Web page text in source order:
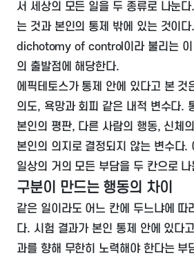
서 세상의 모든 일을 두 종류로 나눈
는 것과 본인의 통제 밖에 있는 것이
dichotomy of control이라 불리는 이
의 출발점에 해당한다.
에픽테토스가 통제 안에 있다고 본 것
의도, 욕망과 회피 같은 내적 변수다.
본인의 평판, 다른 사람의 행동, 신체
본인의 의지로 결정되지 않는 변수다.
일상의 거의 모든 부담을 두 칸으로 나
구분이 만드는 행동의 차이
같은 일이라도 어느 칸에 두느냐에 따
다. 시험 결과가 본인 통제 안에 있다
과를 향해 무한히 노력해야 한다는 부